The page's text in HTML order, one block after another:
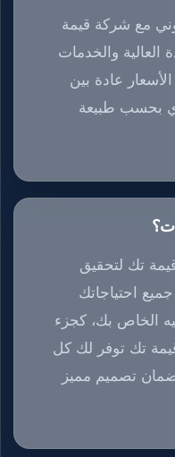
مع شركة قيمة
العالية والخدمات
الأسعار عادة بين
جنيه مصري بحسب طبيعة
تك لتحقيق
احتياجاتك
الخاص بك، كجزء
تك توفر لك كل
تصميم مميز